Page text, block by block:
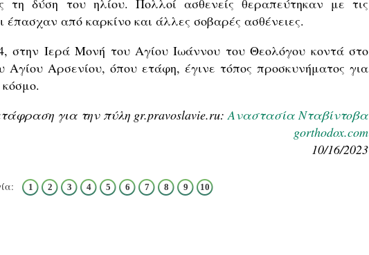
δύση του ηλίου. Πολλοί ασθενείς θεραπεύτηκαν με τις
έπασχαν από καρκίνο και άλλες σοβαρές ασθένειες.
στην Ιερά Μονή του Αγίου Ιωάννου του Θεολόγου κοντά στο
Αρσενίου, όπου ετάφη, έγινε τόπος προσκυνήματος για
για την πύλη gr.pravoslavie.ru:Αναστασία Νταβίντοβα
gorthodox.com
10/16/2023
1 2 3 4 5 6 7 8 9 10